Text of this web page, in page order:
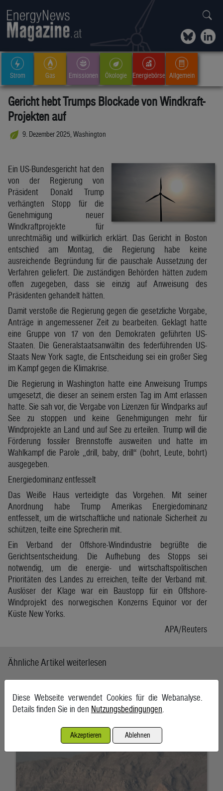
Strom Gas Emissionen Ökologie Energiebörse Allgemein
Gericht hebt Trumps Blockade von Windkraft-
Projekten auf
9. Dezember 2025, Washington
Ein US-Bundesgericht hat den
von der Regierung von
Präsident Donald Trump
verhängten Stopp für die
Genehmigung neuer
Windkraftprojekte für
unrechtmäßig und willkürlich erklärt. Das Gericht in Boston
entschied am Montag, die Regierung habe keine
ausreichende Begründung für die pauschale Aussetzung der
Verfahren geliefert. Die zuständigen Behörden hätten zudem
offen zugegeben, dass sie einzig auf Anweisung des
Präsidenten gehandelt hätten.
Damit verstoße die Regierung gegen die gesetzliche Vorgabe,
Anträge in angemessener Zeit zu bearbeiten. Geklagt hatte
eine Gruppe von 17 von den Demokraten geführten US-
Staaten. Die Generalstaatsanwältin des federführenden US-
Staats New York sagte, die Entscheidung sei ein großer Sieg
im Kampf gegen die Klimakrise.
Die Regierung in Washington hatte eine Anweisung Trumps
umgesetzt, die dieser an seinem ersten Tag im Amt erlassen
hatte. Sie sah vor, die Vergabe von Lizenzen für Windparks auf
See zu stoppen und keine Genehmigungen mehr für
Windprojekte an Land und auf See zu erteilen. Trump will die
Förderung fossiler Brennstoffe ausweiten und hatte im
Wahlkampf die Parole „drill, baby, drill“ (bohrt, Leute, bohrt)
ausgegeben.
Energiedominanz entfesselt
Das Weiße Haus verteidigte das Vorgehen. Mit seiner
Anordnung habe Trump Amerikas Energiedominanz
entfesselt, um die wirtschaftliche und nationale Sicherheit zu
schützen, teilte eine Sprecherin mit.
Ein Verband der Offshore-Windindustrie begrüßte die
Gerichtsentscheidung. Die Aufhebung des Stopps sei
notwendig, um die energie- und wirtschaftspolitischen
Prioritäten des Landes zu erreichen, teilte der Verband mit.
Auslöser der Klage war ein Baustopp für ein Offshore-
Windprojekt des norwegischen Konzerns Equinor vor der
Küste New Yorks.
APA/Reuters
Ähnliche Artikel weiterlesen
7. August 2026, Teheran
Diese Webseite verwendet Cookies für die Webanalyse.
Details finden Sie in den Nutzungsbedingungen.
Akzeptieren Ablehnen